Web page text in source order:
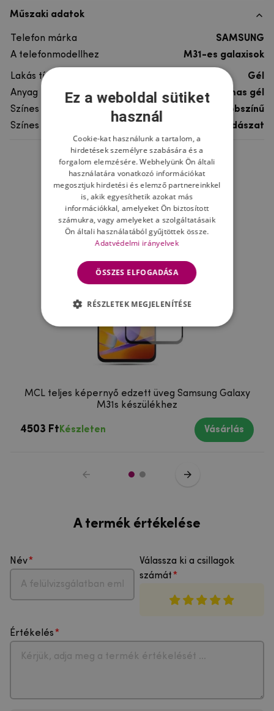
Műszaki adatok
Telefon márka
SAMSUNG
A telefonmodellhez
M31-es galaxisok
Lakás típusa
Gél
Anyag
rugalmas gél
Színes
többszínű
Színes motívum
Vadászat
Ne felejtsd el
MCL teljes képernyő edzett üveg Samsung Galaxy
M31s készülékhez
4503 Ft Készleten Vásárlás
A termék értékelése
Név
Válassza ki a csillagok
számát
Értékelés
Ez a weboldal sütiket
használ
Cookie-kat használunk a tartalom, a
hirdetések személyre szabására és a
forgalom elemzésére. Webhelyünk Ön általi
használatára vonatkozó információkat
megosztjuk hirdetési és elemző partnereinkkel
is, akik egyesíthetik azokat más
információkkal, amelyeket Ön biztosított
számukra, vagy amelyeket a szolgáltatásaik
Ön általi használatából gyűjtöttek össze.
Adatvédelmi irányelvek
ÖSSZES ELFOGADÁSA
RÉSZLETEK MEGJELENÍTÉSE